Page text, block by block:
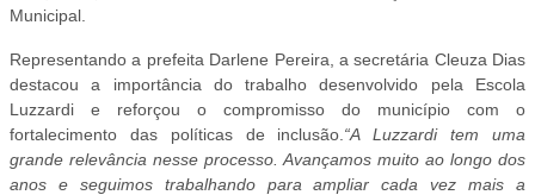
Municipal.
Representando a prefeita Darlene Pereira, a secretária Cleuza Dias
destacou a importância do trabalho desenvolvido pela Escola
Luzzardi e reforçou o compromisso do município com o
fortalecimento das políticas de inclusão. “A Luzzardi tem uma
grande relevância nesse processo. Avançamos muito ao longo dos
anos e seguimos trabalhando para ampliar cada vez mais a